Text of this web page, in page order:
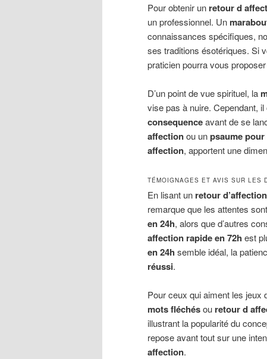
Pour obtenir un retour d
un professionnel. Un
connaissances spécifiques,
ses traditions ésotériques. Si
praticien pourra vous
D’un point de vue spirituel, la
vise pas à nuire. Cependant,
consequenceavant de se
affectionou unpsaume
affection, apportent une
TÉMOIGNAGES ET AVIS SUR LES
En lisant un retour
remarque que les attentes
en 24h, alors que d’autres
affection rapide en 72h est
en 24h semble idéal, la
réussi.
Pour ceux qui aiment les jeux
mots fléchésou retour d
illustrant la popularité du
repose avant tout sur une
affection.